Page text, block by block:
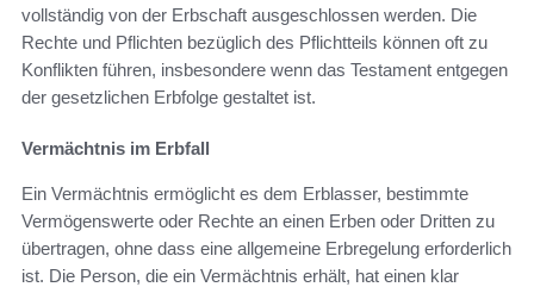
vollständig von der Erbschaft ausgeschlossen werden. Die
Rechte und Pflichten bezüglich des Pflichtteils können oft zu
Konflikten führen, insbesondere wenn das Testament entgegen
der gesetzlichen Erbfolge gestaltet ist.
Vermächtnis im Erbfall
Ein Vermächtnis ermöglicht es dem Erblasser, bestimmte
Vermögenswerte oder Rechte an einen Erben oder Dritten zu
übertragen, ohne dass eine allgemeine Erbregelung erforderlich
ist. Die Person, die ein Vermächtnis erhält, hat einen klar